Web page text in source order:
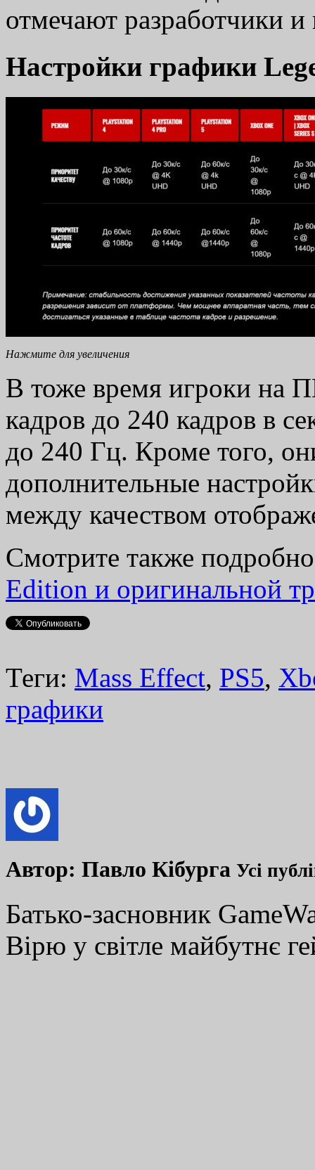
отмечают разработчики и
Настройки графики
Нажмите для увеличения
В тоже время игроки на
кадров до 240 кадров в
до 240 Гц. Кроме того,
дополнительные
между качеством
Смотрите также
Edition и оригинальной
Теги: Mass Effect, PS5,
графики
Автор: Павло Кібурга Усі
Батько-засновник
Вірю у світле майбутнє